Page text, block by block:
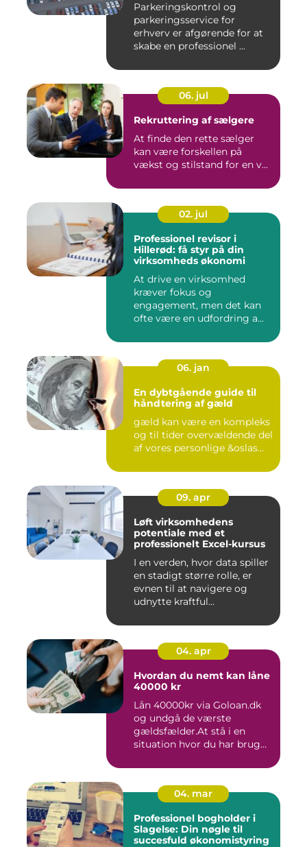
Parkeringskontrol og
parkeringsservice for
erhverv er afgørende for at
skabe en professionel ...
06. jul
Rekruttering af sælgere
At finde den rette sælger
kan være forskellen på
vækst og stilstand for en v...
02. jul
Professionel revisor i
Hillerød: få styr på din
virksomheds økonomi
At drive en virksomhed
kræver fokus og
engagement, men det kan
ofte være en udfordring a...
06. jan
En dybtgående guide til
håndtering af gæld
gæld kan være en kompleks
og til tider overvældende del
af vores personlige &oslas...
09. apr
Løft virksomhedens
potentiale med et
professionelt Excel-kursus
I en verden, hvor data spiller
en stadigt større rolle, er
evnen til at navigere og
udnytte kraftful...
04. apr
Hvordan du nemt kan låne
40000 kr
Lån 40000kr via Goloan.dk
og undgå de værste
gældsfælder.At stå i en
situation hvor du har brug
04. mar
Professionel bogholder i
Slagelse: Din nøgle til
succesfuld økonomistyring